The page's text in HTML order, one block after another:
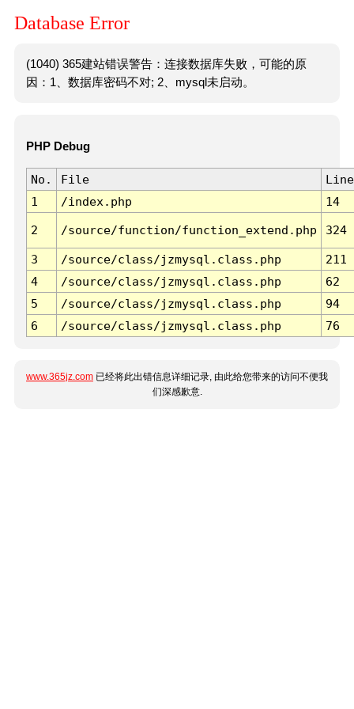
Database Error
(1040) 365建站错误警告：连接数据库失败，可能的原
因：1、数据库密码不对; 2、mysql未启动。
PHP Debug
No. File
Line
1
/index.php 14
2 /source/function/function_extend.php 324
3 /source/class/jzmysql.class.php
211
4
/source/class/jzmysql.class.php
62
5
/source/class/jzmysql.class.php
94
6
/source/class/jzmysql.class.php 76
www.365jz.com 已经将此出错信息详细记录, 由此给您带来的访问不便我
们深感歉意.